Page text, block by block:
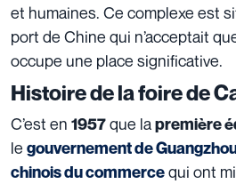
et humaines. Ce complexe est
port de Chine qui n’acceptait
occupe une place significative.
Histoire de la foire de
C’est en 1957que lapremière
le gouvernement de
chinois du commercequi ont